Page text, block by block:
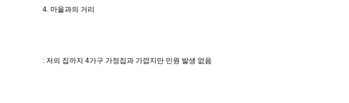
4. 마을과의 거리
: 저의 집까지 4가구 가정집과 가깝지만 민원 발생 없음